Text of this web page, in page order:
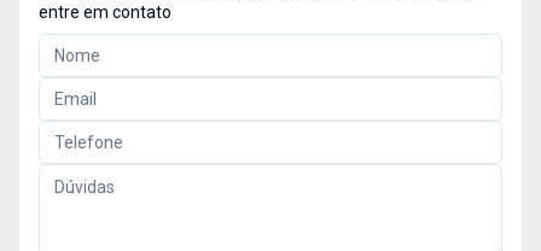
entre em contato